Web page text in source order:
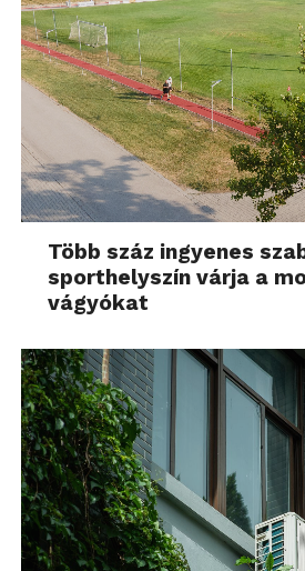
Több száz ingyenes
sporthelyszín várja a
vágyókat